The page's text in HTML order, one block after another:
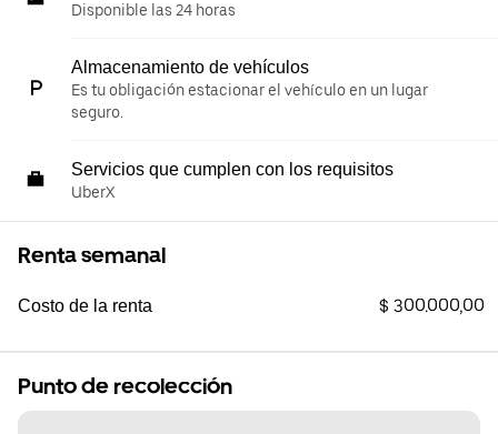
Disponible las 24 horas
Almacenamiento de vehículos
Es tu obligación estacionar el vehículo en un lugar
seguro.
Servicios que cumplen con los requisitos
UberX
Renta semanal
Costo de la renta $ 300.000,00
Punto de recolección